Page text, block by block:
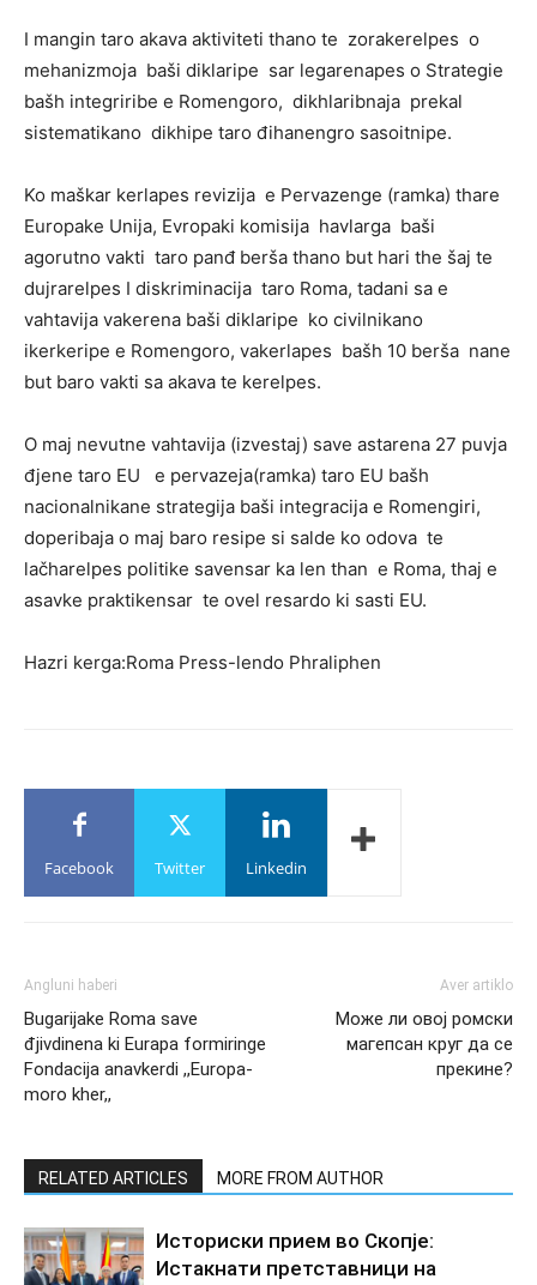
I mangin taro akava aktiviteti thano te zorakerelpes o
mehanizmoja baši diklaripe sar legarenapes o Strategie
bašh integriribe e Romengoro, dikhlaribnaja prekal
sistematikano dikhipe taro đihanengro sasoitnipe.
Ko maškar kerlapes revizija e Pervazenge (ramka) thare
Europake Unija, Evropaki komisija havlarga baši
agorutno vakti taro panđ berša thano but hari the šaj te
dujrarelpes I diskriminacija taro Roma, tadani sa e
vahtavija vakerena baši diklaripe ko civilnikano
ikerkeripe e Romengoro, vakerlapes bašh 10 berša nane
but baro vakti sa akava te kerelpes.
O maj nevutne vahtavija (izvestaj) save astarena 27 puvja
đjene taro EU e pervazeja(ramka) taro EU bašh
nacionalnikane strategija baši integracija e Romengiri,
doperibaja o maj baro resipe si salde ko odova te
lačharelpes politike savensar ka len than e Roma, thaj e
asavke praktikensar te ovel resardo ki sasti EU.
Hazri kerga:Roma Press-lendo Phraliphen
Facebook Twitter Linkedin
Angluni haberi
Bugarijake Roma save
đjivdinena ki Eurapa formiringe
Fondacija anavkerdi ,,Europa-
moro kher,,
Aver artiklo
Може ли овој ромски
магепсан круг да се
прекине?
RELATED ARTICLES MORE FROM AUTHOR
Историски прием во Скопје:
Истакнати претставници на